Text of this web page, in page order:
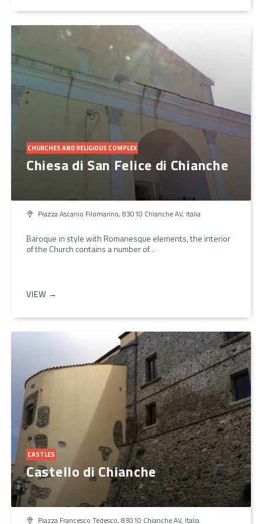
CHURCHES AND RELIGIOUS COMPLEX
Chiesa di San Felice di Chianche
Piazza Ascanio Filomarino, 83010 Chianche AV, Italia
Baroque in style with Romanesque elements, the interior
of the Church contains a number of…
VIEW →
CASTLES
Castello di Chianche
Piazza Francesco Tedesco, 83010 Chianche AV, Italia